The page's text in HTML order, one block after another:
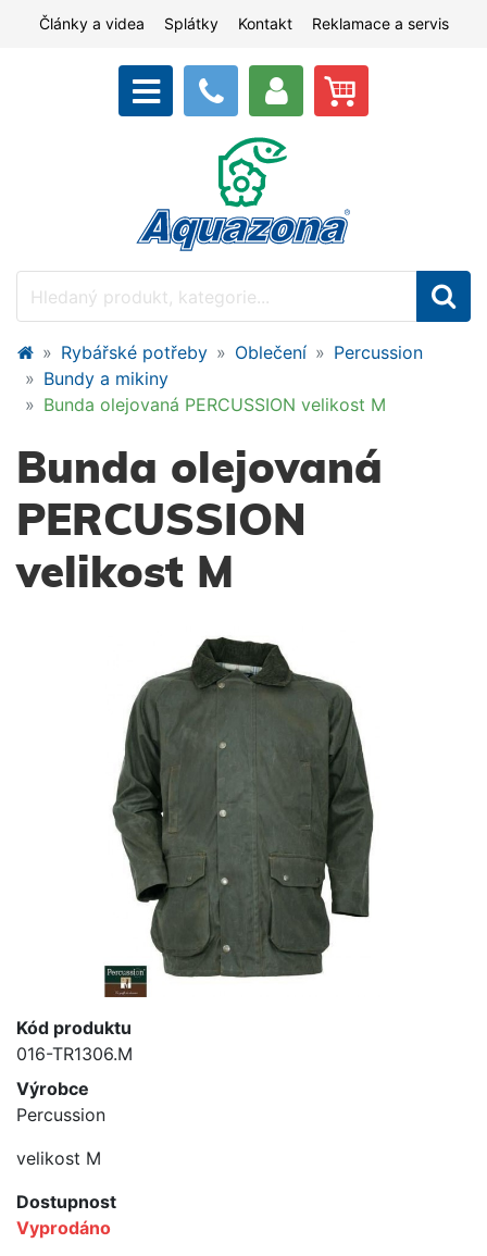
Články a videa Splátky Kontakt Reklamace a servis
Rybářské potřeby Oblečení
Percussion
Bundy a mikiny
Bunda olejovaná PERCUSSION velikost M
Bunda olejovaná
PERCUSSION
velikost M
Kód produktu
016-TR1306.M
Výrobce
Percussion
velikost M
Dostupnost
Vyprodáno